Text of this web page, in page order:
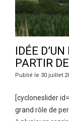
IDÉE
PARTIR
Publié le 30 juillet
[cycloneslider
grand rôle de